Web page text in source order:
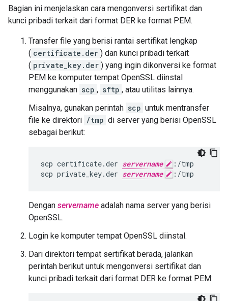
Bagian ini menjelaskan cara mengonversi sertifikat dan
kunci pribadi terkait dari format DER ke format PEM.
Transfer file yang berisi rantai sertifikat lengkap
( certificate.der ) dan kunci pribadi terkait
( private_key.der ) yang ingin dikonversi ke format
PEM ke komputer tempat OpenSSL diinstal
menggunakan scp , sftp , atau utilitas lainnya.
Misalnya, gunakan perintah scp untuk mentransfer
file ke direktori /tmp di server yang berisi OpenSSL
sebagai berikut:
scp certificate.der servername
:/tmp
scp private_key.der servername :/tmp
Dengan servername adalah nama server yang berisi
OpenSSL.
Login ke komputer tempat OpenSSL diinstal.
Dari direktori tempat sertifikat berada, jalankan
perintah berikut untuk mengonversi sertifikat dan
kunci pribadi terkait dari format DER ke format PEM: